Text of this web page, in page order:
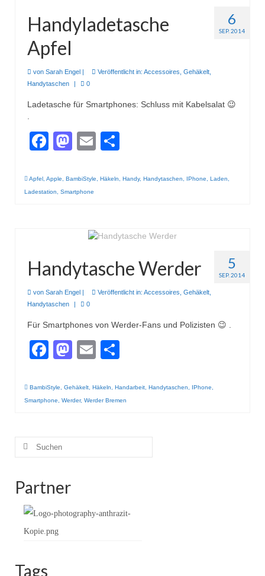
6
SEP. 2014
Handyladetasche
Apfel
von Sarah Engel Veröffentlicht in: Accessoires Gehäkelt
Handytaschen
0
Ladetasche für Smartphones: Schluss mit Kabelsalat 😉
.
Facebook
Mastodon
Email
Apfel, Apple, BambiStyle, Häkeln, Handy, Handytaschen, IPhone, Laden,
Ladestation, Smartphone
5
SEP. 2014
Handytasche Werder
von Sarah Engel | Veröffentlicht in: Accessoires Gehäkelt
Handytaschen
| 0
Für Smartphones von Werder-Fans und Polizisten 😉 .
Facebook
Mastodon
Email
BambiStyle Gehäkelt Häkeln Handarbeit Handytaschen IPhone
Smartphone
Werder, Werder Bremen
Suche
Partner
Tags